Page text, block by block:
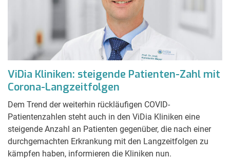
ViDia Kliniken: steigende Patienten-Zahl mit
Corona-Langzeitfolgen
Dem Trend der weiterhin rückläufigen COVID-
Patientenzahlen steht auch in den ViDia Kliniken eine
steigende Anzahl an Patienten gegenüber, die nach einer
durchgemachten Erkrankung mit den Langzeitfolgen zu
kämpfen haben, informieren die Kliniken nun.